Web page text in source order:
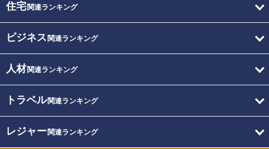
住宅関連ランキング
ビジネス 関連ランキング
人材関連ランキング
トラベル関連ランキング
レジャー関連ランキング